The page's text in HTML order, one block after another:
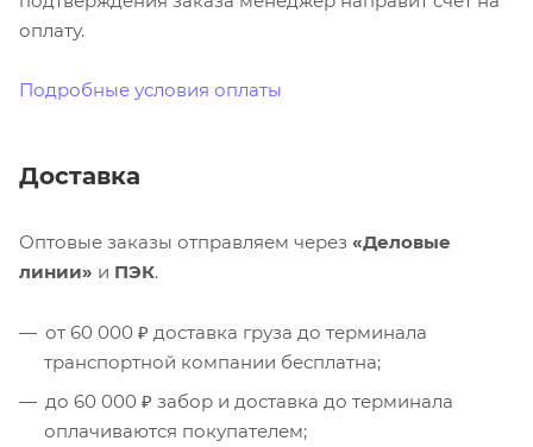
оплату.
Подробные условия оплаты
Доставка
Оптовые заказы отправляем через «Деловые
линии» и ПЭК.
от 60 000 ₽ доставка груза до терминала
транспортной компании бесплатна;
до 60 000 ₽ забор и доставка до терминала
оплачиваются покупателем;